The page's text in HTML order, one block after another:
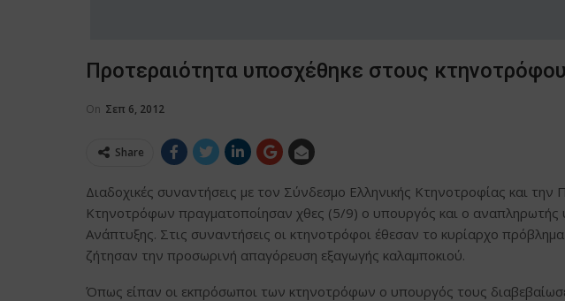
Προτεραιότητα υποσχέθηκε στους
On Σεπ 6, 2012
Share
Διαδοχικές συναντήσεις με τον Σύνδεσμο Ελληνικής Κτηνοτροφίας και την
Κτηνοτρόφων πραγματοποίησαν χθες (5/9) ο υπουργός και ο αναπληρωτής
Ανάπτυξης. Στις συναντήσεις οι κτηνοτρόφοι έθεσαν το κυρίαρχο
ζήτησαν την προσωρινή απαγόρευση εξαγωγής καλαμποκιού.
Όπως είπαν οι εκπρόσωποι των κτηνοτρόφων ο υπουργός τους διαβεβαίωσε